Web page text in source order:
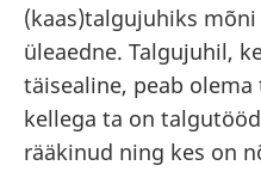
(kaas)talgujuhiks
üleaedne. Talgujuhil,
täisealine, peab
kellega ta on
rääkinud ning kes on